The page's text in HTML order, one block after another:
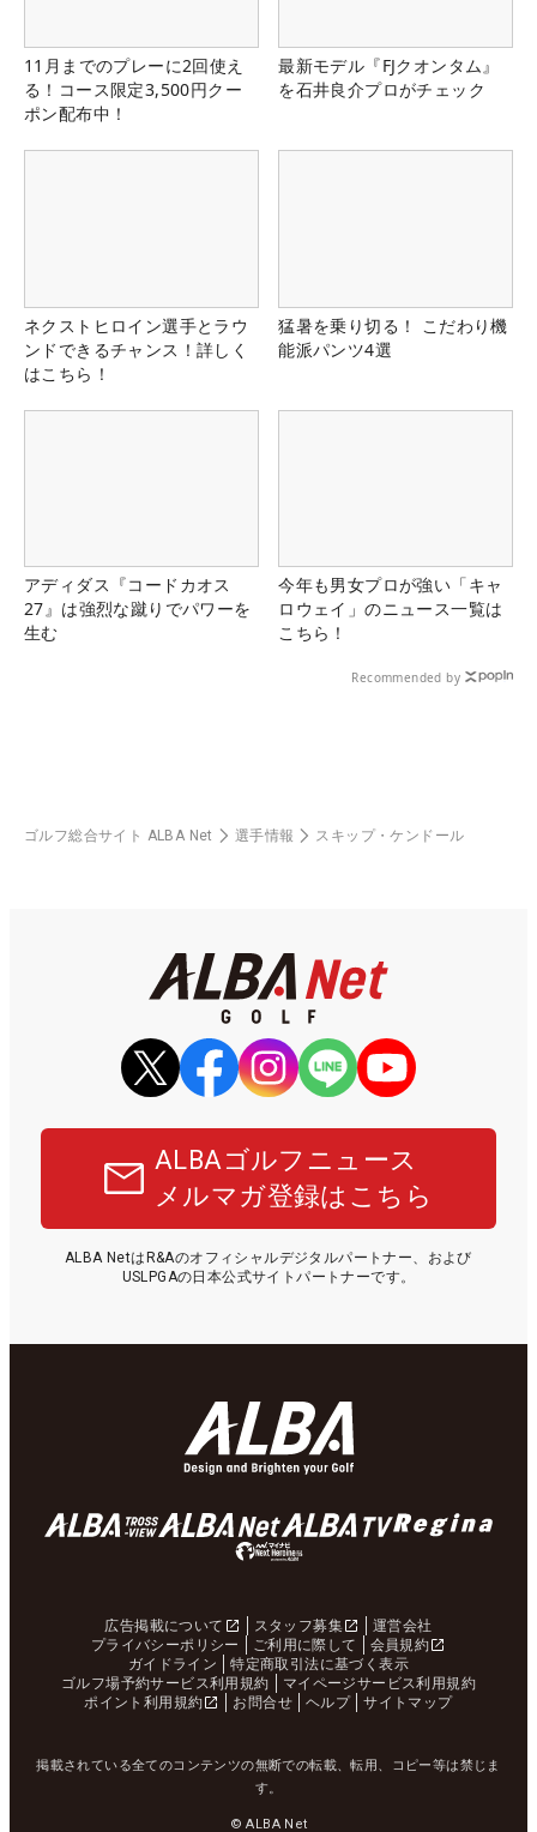
11月までのプレーに2回使え
る！コース限定3,500円クー
ポン配布中！
最新モデル『FJクオンタム』
を石井良介プロがチェック
ネクストヒロイン選手とラウ
ンドできるチャンス！詳しく
はこちら！
猛暑を乗り切る！ こだわり機
能派パンツ4選
アディダス『コードカオス
27』は強烈な蹴りでパワーを
生む
今年も男女プロが強い「キャ
ロウェイ」のニュース一覧は
こちら！
Recommended by
ゴルフ総合サイト ALBA Net 選手情報 スキップ・ケンドール
ALBAゴルフニュース
メルマガ登録はこちら
ALBA NetはR&Aのオフィシャルデジタルパートナー、および
USLPGAの日本公式サイトパートナーです。
広告掲載について スタッフ募集
運営会社
プライバシーポリシー
ご利用に際して
会員規約
ガイドライン
特定商取引法に基づく表示
ゴルフ場予約サービス利用規約
マイページサービス利用規約
ポイント利用規約
お問合せ ヘルプ サイトマップ
掲載されている全てのコンテンツの無断での転載、転用、コピー等は禁じま
す。
© ALBA Net